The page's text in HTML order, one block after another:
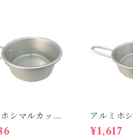
シマルカップ
アルミホ
L
¥1,617